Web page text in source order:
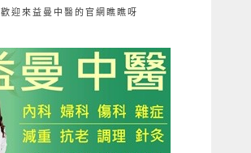
歡迎來益曼中醫的官網瞧瞧呀